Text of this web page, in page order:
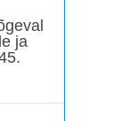
ja